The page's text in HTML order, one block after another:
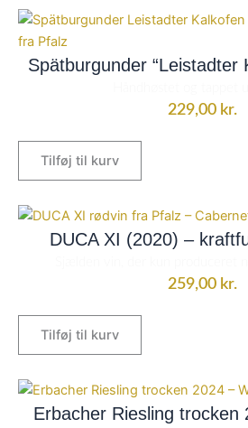
Spätburgunder “Leistadter
229,00 kr.
Tilføj til kurv
DUCA XI (2020) –
259,00 kr.
Tilføj til kurv
Erbacher Riesling trocken